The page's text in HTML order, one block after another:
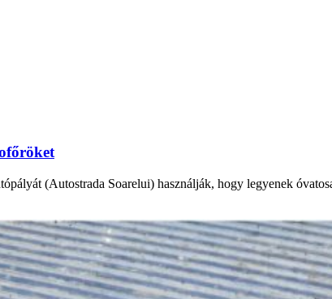
(Autostrada Soarelui) használják, hogy legyenek